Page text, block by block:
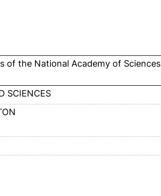
of the National Academy of Sciences
SCIENCES